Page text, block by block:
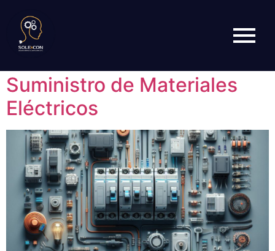
Etiqueta:
eléctricos
Suministro de Materiales
Eléctricos